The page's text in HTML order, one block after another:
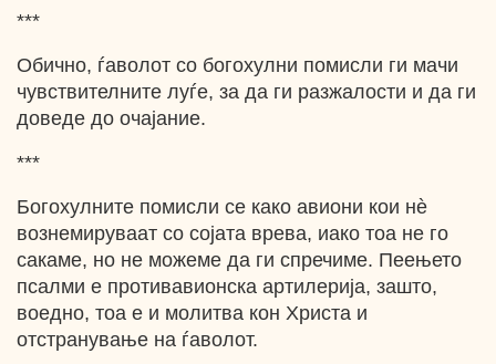
***
Обично, ѓаволот со богохулни помисли ги мачи
чувствителните луѓе, за да ги разжалости и да ги
доведе до очајание.
***
Богохулните помисли се како авиони кои нѐ
вознемируваат со сојата врева, иако тоа не го
сакаме, но не можеме да ги спречиме. Пеењето
псалми е противавионска артилерија, зашто,
воедно, тоа e и молитва кон Христа и
отстранување на ѓаволот.